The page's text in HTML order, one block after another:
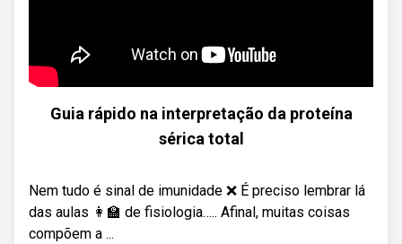
Guia rápido na interpretação da proteína
sérica total
Nem tudo é sinal de imunidade ❌ É preciso lembrar lá
das aulas 👩‍🏫 de fisiologia….. Afinal, muitas coisas
compõem a ...